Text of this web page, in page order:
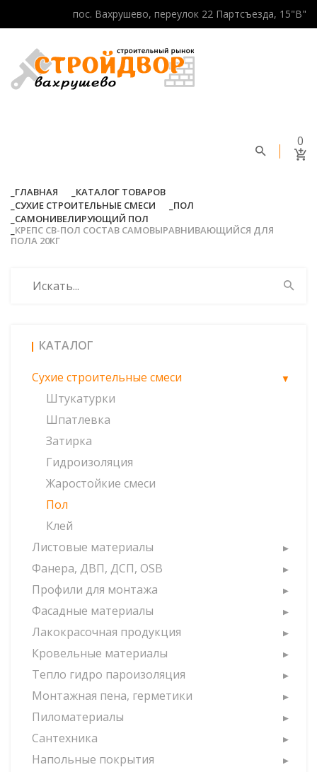
пос. Вахрушево, переулок 22 Партсъезда, 15"В"
0
ГЛАВНАЯ
КАТАЛОГ ТОВАРОВ
СУХИЕ СТРОИТЕЛЬНЫЕ СМЕСИ
ПОЛ
САМОНИВЕЛИРУЮЩИЙ ПОЛ
КРЕПС СВ-ПОЛ СОСТАВ САМОВЫРАВНИВАЮЩИЙСЯ ДЛЯ
ПОЛА 20КГ
КАТАЛОГ
Сухие строительные смеси
Штукатурки
Шпатлевка
Затирка
Гидроизоляция
Жаростойкие смеси
Пол
Клей
Листовые материалы
Фанера, ДВП, ДСП, OSB
Профили для монтажа
Фасадные материалы
Лакокрасочная продукция
Кровельные материалы
Тепло гидро пароизоляция
Монтажная пена, герметики
Пиломатериалы
Сантехника
Напольные покрытия